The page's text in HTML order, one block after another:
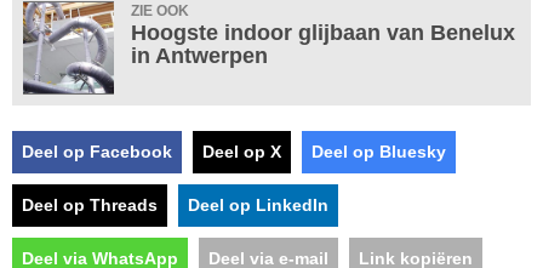
ZIE OOK
Hoogste indoor glijbaan van Benelux
in Antwerpen
Deel op Facebook Deel op X Deel op Bluesky
Deel op Threads Deel op LinkedIn
Deel via WhatsApp Deel via e-mail Link kopiëren